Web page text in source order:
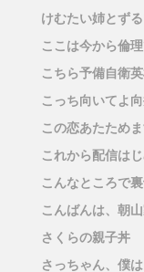
けむたい姉とず
ここは今から倫理
こちら予備自衛
こっち向いてよ
この恋あたため
これから配信は
こんなところで
こんばんは、朝山
さくらの親子丼
さっちゃん、僕は